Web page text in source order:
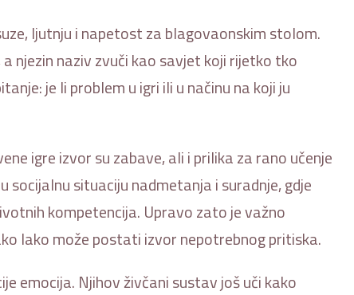
ljutnju i napetost za blagovaonskim stolom.
njezin naziv zvuči kao savjet koji rijetko tko
je li problem u igri ili u načinu na koji ju
igre izvor su zabave, ali i prilika za rano učenje
situaciju nadmetanja i suradnje, gdje
kompetencija. Upravo zato je važno
lako može postati izvor nepotrebnog pritiska.
emocija. Njihov živčani sustav još uči kako